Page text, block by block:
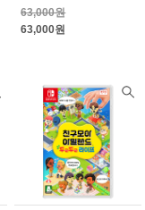
63,000원
63,000원